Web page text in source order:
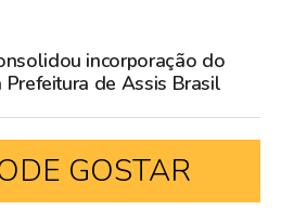
incorporação do
de Assis Brasil
GOSTAR